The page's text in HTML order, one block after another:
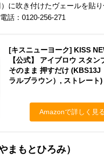
に吹き付けたヴェールを貼
話：0120-256-271
[キスニューヨーク] KISS
【公式】 アイブロウ スタン
そのまま 押すだけ (KBS13J
ラルブラウン）, ストレート)
Amazonで詳しく見
まもとひろみ）